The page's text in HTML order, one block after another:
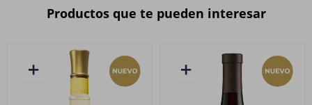
Productos que te pueden interesar